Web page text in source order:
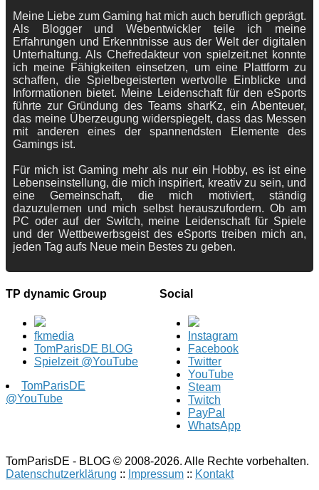
Meine Liebe zum Gaming hat mich auch beruflich geprägt.
Als Blogger und Webentwickler teile ich meine
Erfahrungen und Erkenntnisse aus der Welt der digitalen
Unterhaltung. Als Chefredakteur von spielzeit.net konnte
ich meine Fähigkeiten einsetzen, um eine Plattform zu
schaffen, die Spielbegeisterten wertvolle Einblicke und
Informationen bietet. Meine Leidenschaft für den eSports
führte zur Gründung des Teams sharKz, ein Abenteuer,
das meine Überzeugung widerspiegelt, dass das Messen
mit anderen eines der spannendsten Elemente des
Gamings ist.
Für mich ist Gaming mehr als nur ein Hobby, es ist eine
Lebenseinstellung, die mich inspiriert, kreativ zu sein, und
eine Gemeinschaft, die mich motiviert, ständig
dazuzulernen und mich selbst herauszufordern. Ob am
PC oder auf der Switch, meine Leidenschaft für Spiele
und der Wettbewerbsgeist des eSports treiben mich an,
jeden Tag aufs Neue mein Bestes zu geben.
TP dynamic Group
fkmedia
TomParisDE BLOG
Spielzeit @YouTube
TomParisDE
@YouTube
Social
Instagram
Facebook
Twitter
YouTube
Steam
Twitch
PayPal
WhatsApp
TomParisDE - BLOG © 2008-2026. Alle Rechte vorbehalten.
Datenschutzerklärung :: Impressum :: Kontakt